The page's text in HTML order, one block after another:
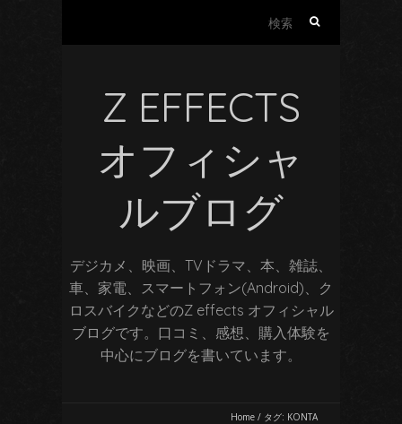
Z EFFECTS
オフィシャ
ルブログ
デジカメ、映画、TVドラマ、本、雑誌、
車、家電、スマートフォン(Android)、ク
ロスバイクなどのZ effects オフィシャル
ブログです。口コミ、感想、購入体験を
中心にブログを書いています。
Home / タグ: KONTA